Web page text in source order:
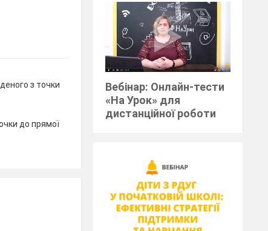
з точки
до прямої
Вебінар: Онлайн-тести
«На Урок» для
дистанційної роботи